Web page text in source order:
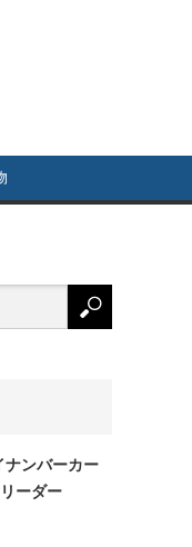
ンバーカー
ーダー